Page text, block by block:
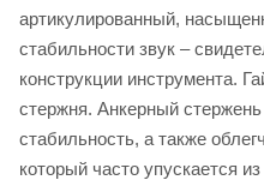
артикулированный,
стабильности звук –
конструкции инструмента.
стержня. Анкерный
стабильность, а также
который часто упускается